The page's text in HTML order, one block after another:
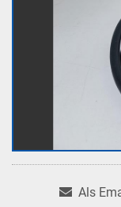
Als